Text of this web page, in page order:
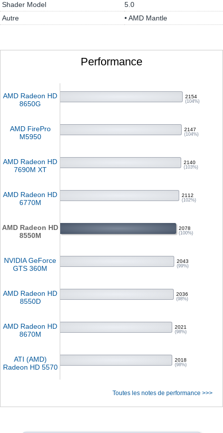
Shader Model
5.0
Autre
• AMD Mantle
Performance
AMD Radeon HD
8650G
2154
(104%)
AMD FirePro
M5950
2147
(104%)
AMD Radeon HD
7690M XT
2140
(103%)
AMD Radeon HD
6770M
2112
(102%)
AMD Radeon HD
8550M
2078
(100%)
NVIDIA GeForce
GTS 360M
2043
(99%)
AMD Radeon HD
8550D
2036
(98%)
AMD Radeon HD
8670M
2021
(98%)
ATI (AMD)
Radeon HD 5570
2018
(98%)
Toutes les notes de performance >>>